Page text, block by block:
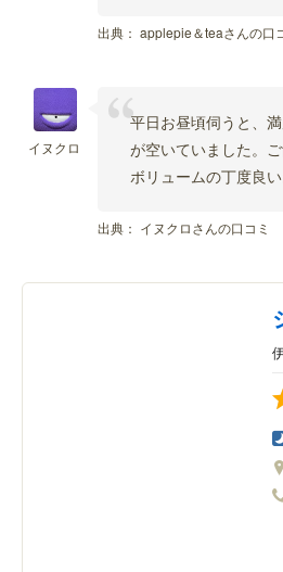
出典： applepie＆teaさんの口
イヌクロ
平日お昼頃伺うと、
が空いていました。
ボリュームの丁度良い
出典： イヌクロさんの口コミ